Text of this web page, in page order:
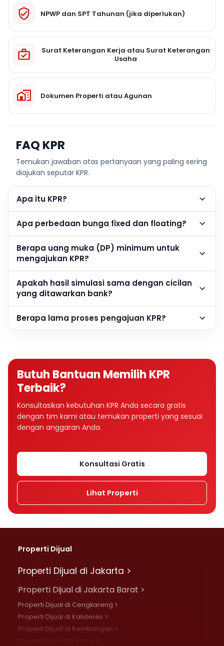
NPWP dan SPT Tahunan (jika diperlukan)
Surat Keterangan Kerja atau Surat Keterangan
Usaha
Dokumen Properti atau Agunan
FAQ KPR
Temukan jawaban atas pertanyaan yang paling sering
diajukan seputar KPR.
Apa itu KPR?
Apa perbedaan bunga fixed dan floating?
Berapa uang muka (DP) minimum untuk
mengajukan KPR?
Apakah hasil simulasi sama dengan cicilan
yang ditawarkan bank?
Berapa lama proses pengajuan KPR?
Butuh Bantuan Memilih KPR
Terbaik?
Konsultasikan kebutuhan KPR Anda secara gratis
dengan tim kami atau temukan properti yang sesuai
dengan anggaran Anda.
Konsultasi Gratis
Lihat Properti
Properti Dijual
Properti Dijual di Jakarta >
Properti Dijual di Jakarta Barat >
Properti Dijual di Cengkareng >
Properti Dijual di Kalideres >
Properti Dijual di Kembangan >